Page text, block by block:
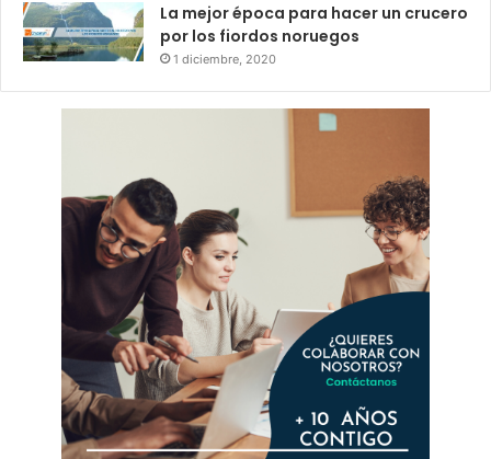
La mejor época para hacer un crucero
por los fiordos noruegos
1 diciembre, 2020